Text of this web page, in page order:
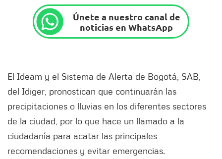
Únete a nuestro canal de
noticias en WhatsApp
El Ideam y el Sistema de Alerta de Bogotá, SAB,
del Idiger, pronostican que continuarán las
precipitaciones o lluvias en los diferentes sectores
de la ciudad, por lo que hace un llamado a la
ciudadanía para acatar las principales
recomendaciones y evitar emergencias.